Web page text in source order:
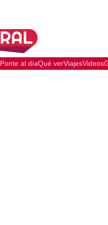
Ponte al díaQué verViajesVideos